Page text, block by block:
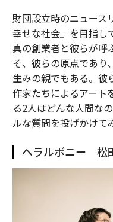
財団設立時のニュース
幸せな社会』を目指し
真の創業者と彼らが呼
そ、彼らの原点であり
生みの親でもある。彼
作家たちによるアート
る2人はどんな人間な
ルな質問を投げかけて
ヘラルボニー 松